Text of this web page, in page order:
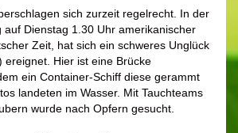
sich zurzeit regelrecht. In der
auf Dienstag 1.30 Uhr amerikanischer
Zeit, hat sich ein schweres Unglück
ereignet. Hier ist eine Brücke
ein Container-Schiff diese gerammt
landeten im Wasser. Mit Tauchteams
wurde nach Opfern gesucht.